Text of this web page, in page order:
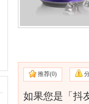
推荐(0)
如果您是「抖